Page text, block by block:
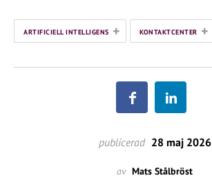
ARTIFICIELL INTELLIGENS + KONTAKTCENTER +
publicerad 28 maj 2026
av Mats Stålbröst